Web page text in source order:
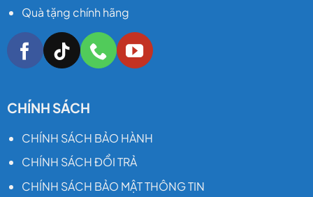
Quà tặng chính hãng
CHÍNH SÁCH
CHÍNH SÁCH BẢO HÀNH
CHÍNH SÁCH ĐỔI TRẢ
CHÍNH SÁCH BẢO MẬT THÔNG TIN